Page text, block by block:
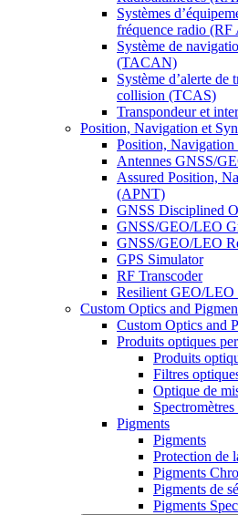
Systèmes
fréquence radio (RF
Système de
(TACAN)
Système d’alerte de
collision (TCAS)
Transpondeur et
Position, Navigation et
Position, Navigation
Antennes GNSS/
Assured Position,
(APNT)
GNSS Disciplined
GNSS/GEO/LEO
GNSS/GEO/LEO
GPS Simulator
RF Transcoder
Resilient GEO/LEO
Custom Optics and
Custom Optics and
Produits optiques
Produits
Filtres
Optique de
Pigments
Pigments
Protection de
Pigments
Pigments de
Pigments